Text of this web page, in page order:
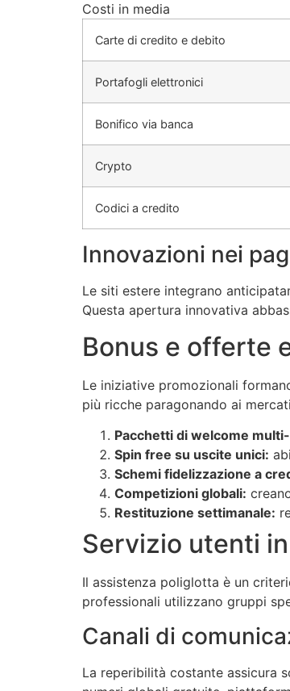
Costi in media
Carte di credito e debito
Portafogli elettronici
Bonifico via banca
Crypto
Codici a credito
Innovazioni nei
Le siti estere integrano
Questa apertura innovativa
Bonus e offerte
Le iniziative promozionali
più ricche paragonando ai
Pacchetti di welcome
Spin free su uscite unici:
Schemi fidelizzazione a
Competizioni globali:
Restituzione settimanale:
Servizio utenti
Il assistenza poliglotta è un
professionali utilizzano gruppi
Canali di
La reperibilità costante assicura